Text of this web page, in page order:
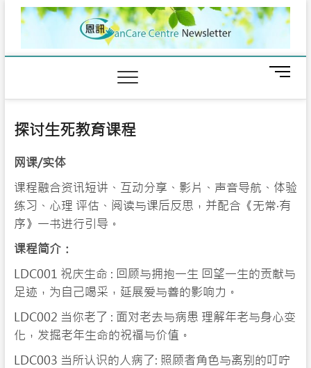
Skip
M
n
o
n
探讨生死教育课程
网课/实体
课程融合资讯短讲、互动分享、影片、声音导航、体验
练习、心理 评估、阅读与课后反思，并配合《无常‧有
序》一书进行引导。
课程简介：
LDC001 祝庆生命 : 回顾与拥抱一生 回望一生的贡献与
足迹，为自己喝采，延展爱与善的影响力。
LDC002 当你老了 : 面对老去与病患 理解年老与身心变
化，发掘老年生命的祝福与价值。
LDC003 当所认识的人病了: 照顾者角色与离别的叮咛